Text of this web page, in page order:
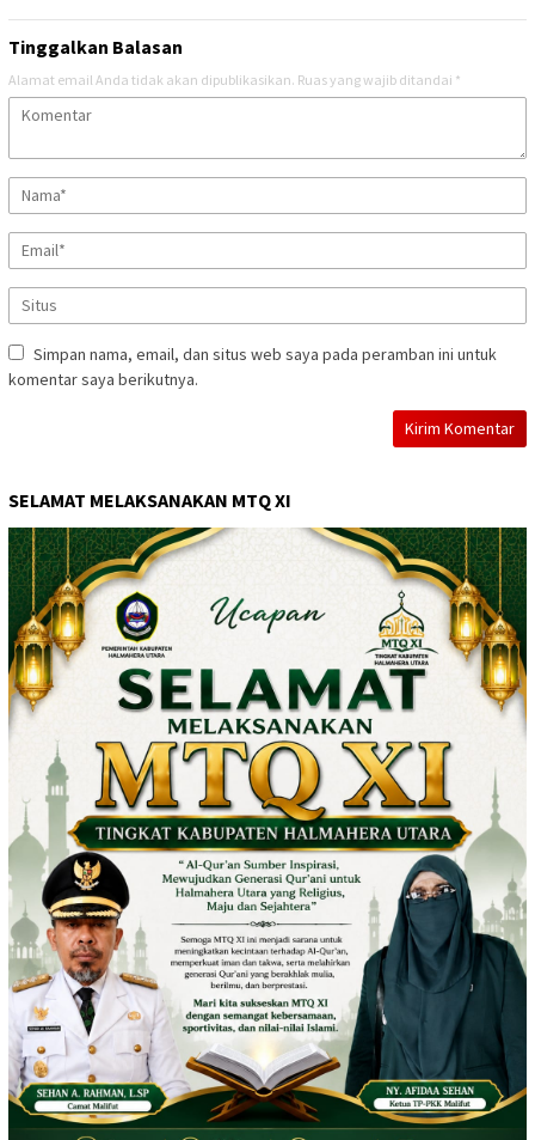
Tinggalkan Balasan
Alamat email Anda tidak akan dipublikasikan. Ruas yang wajib ditandai *
Simpan nama, email, dan situs web saya pada peramban ini untuk
komentar saya berikutnya.
SELAMAT MELAKSANAKAN MTQ XI